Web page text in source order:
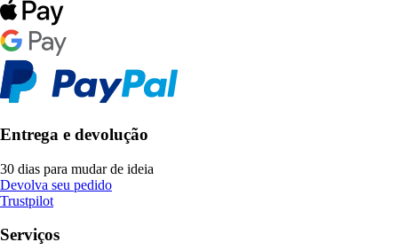
Entrega e devolução
30 dias para mudar de ideia
Devolva seu pedido
Trustpilot
Serviços